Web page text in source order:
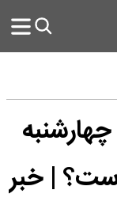
چهارشنبه
است؟ | خبر